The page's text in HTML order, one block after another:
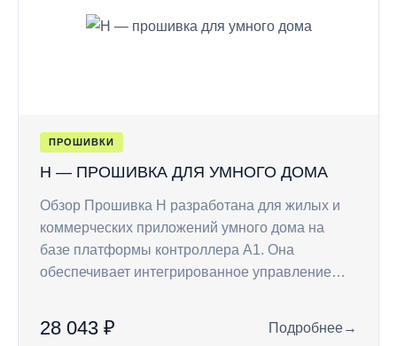
ПРОШИВКИ
H — ПРОШИВКА ДЛЯ УМНОГО ДОМА
Обзор Прошивка H разработана для жилых и
коммерческих приложений умного дома на
базе платформы контроллера A1. Она
обеспечивает интегрированное управление…
28 043 ₽ Подробнее
: H — прошивка
→